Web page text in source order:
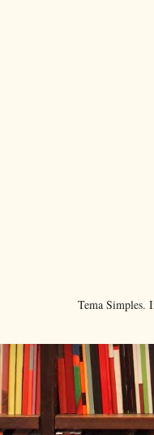
Tema Simples.